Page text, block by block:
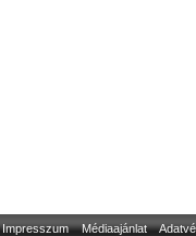
Impresszum Médiaajánlat